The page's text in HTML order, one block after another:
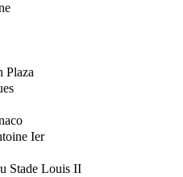
Plaza
Ier
Stade Louis II